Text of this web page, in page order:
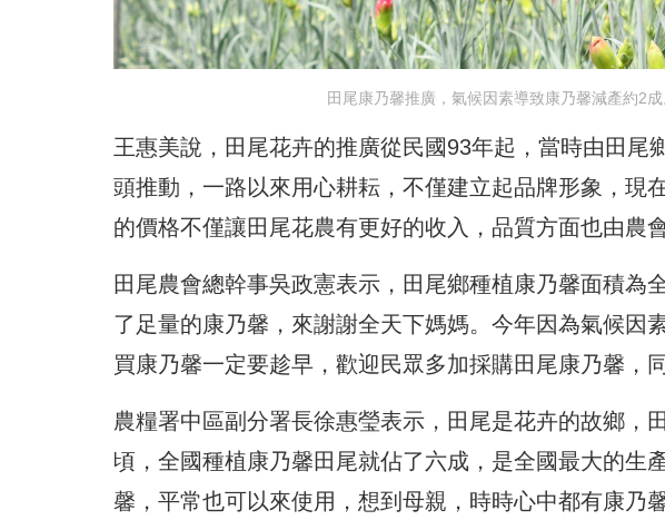
田尾康乃馨推廣，氣候因素導致康乃馨減產約2
王惠美說，田尾花卉的推廣從民國93年起，當時由田尾
頭推動，一路以來用心耕耘，不僅建立起品牌形象，現
的價格不僅讓田尾花農有更好的收入，品質方面也由農
田尾農會總幹事吳政憲表示，田尾鄉種植康乃馨面積為
了足量的康乃馨，來謝謝全天下媽媽。今年因為氣候因
買康乃馨一定要趁早，歡迎民眾多加採購田尾康乃馨，
農糧署中區副分署長徐惠瑩表示，田尾是花卉的故鄉，
頃，全國種植康乃馨田尾就佔了六成，是全國最大的生
馨，平常也可以來使用，想到母親，時時心中都有康乃馨